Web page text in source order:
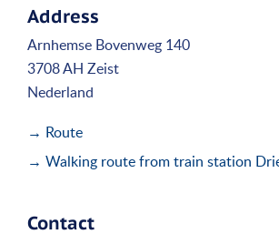
Address
Arnhemse Bovenweg 140
3708 AH Zeist
Nederland
→ Route
→ Walking route from train station
Contact